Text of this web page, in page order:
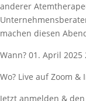
anderer
machen diesen
Wann? 01. April 2025
Wo? Live auf Zoom &
Jetzt anmelden &